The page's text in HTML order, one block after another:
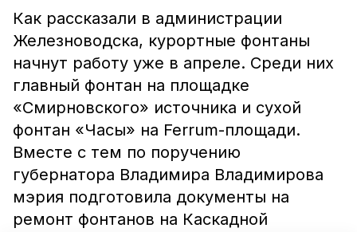
Как рассказали в администрации
Железноводска, курортные фонтаны
начнут работу уже в апреле. Среди них
главный фонтан на площадке
«Смирновского» источника и сухой
фонтан «Часы» на Ferrum-площади.
Вместе с тем по поручению
губернатора Владимира Владимирова
мэрия подготовила документы на
ремонт фонтанов на Каскадной